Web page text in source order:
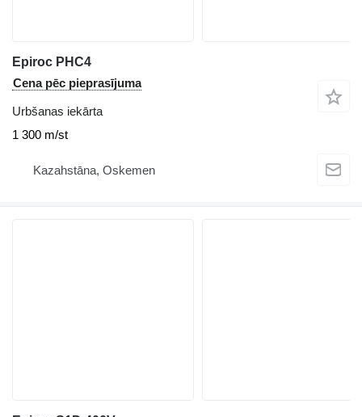
Epiroc PHC4
Cena pēc pieprasījuma
Urbšanas iekārta
1 300 m/st
Kazahstāna, Oskemen